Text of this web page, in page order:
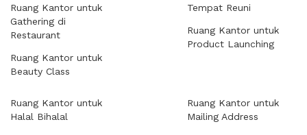
Ruang Kantor untuk
Gathering di
Restaurant
Ruang Kantor untuk
Beauty Class
Tempat Reuni
Ruang Kantor untuk
Product Launching
Ruang Kantor untuk
Halal Bihalal
Ruang Kantor untuk
Mailing Address